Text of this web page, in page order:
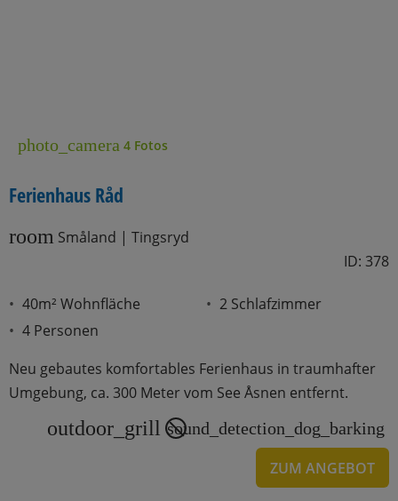
photo_camera 4 Fotos
Ferienhaus Råd
room Småland | Tingsryd
ID: 378
40m² Wohnfläche
4 Personen
2 Schlafzimmer
Neu gebautes komfortables Ferienhaus in traumhafter
Umgebung, ca. 300 Meter vom See Åsnen entfernt.
outdoor_grill sound_detection_dog_barking
ZUM ANGEBOT